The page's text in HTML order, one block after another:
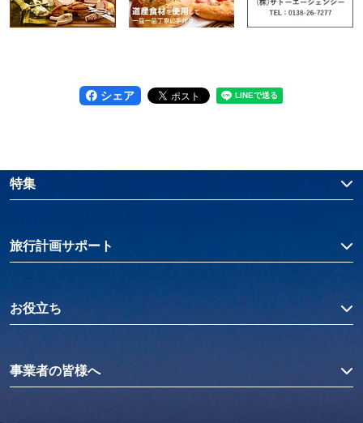
シェア
特集
旅行計画サポート
お役立ち
事業者の皆様へ